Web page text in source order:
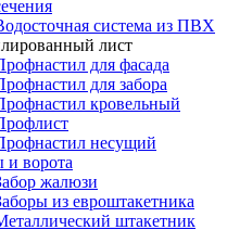
система из ПВХ
лист
для фасада
для забора
кровельный
несущий
и ворота
жалюзи
из евроштакетника
штакетник